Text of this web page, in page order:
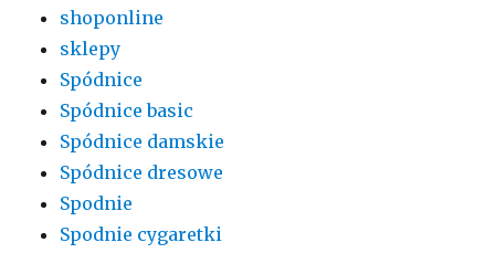
shoponline
sklepy
Spódnice
Spódnice basic
Spódnice damskie
Spódnice dresowe
Spodnie
Spodnie cygaretki